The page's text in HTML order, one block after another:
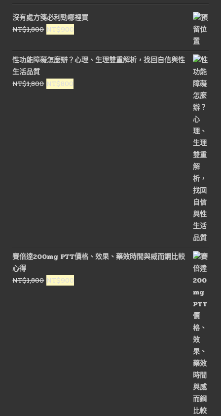
沒有處方箋必利勁哪裡買
NT$1,800 原
價
格：
NT$1,800。
NT$900
價
格：
性功能障礙怎麼辦？心理、生理雙重解析，找回自信與性
生活品質
NT$1,800 原
NT$800
賽倍達200mg PTT價格、效果、藥效時間與威而鋼比較
心得
NT$1,800 原
NT$900